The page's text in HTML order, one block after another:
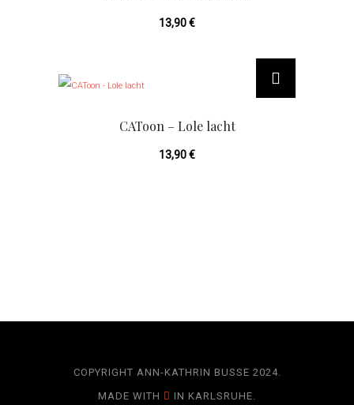
13,90€
CAToon – Lole lacht
13,90€
COPYRIGHT ANN-KATHRIN BUSSE 2024.
MADE WITH
IN KARLSRUHE.